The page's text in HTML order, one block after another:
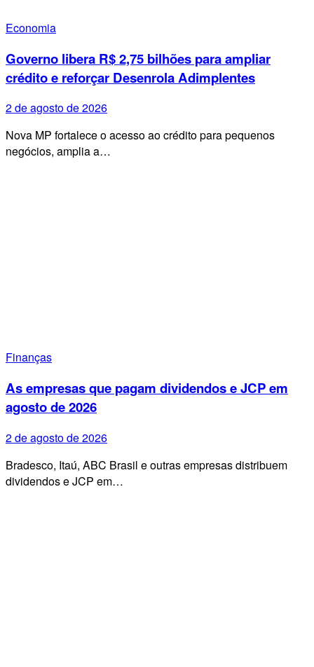
Economia
Governo libera R$ 2,75 bilhões para ampliar
crédito e reforçar Desenrola Adimplentes
2 de agosto de 2026
Nova MP fortalece o acesso ao crédito para pequenos
negócios, amplia a…
Finanças
As empresas que pagam dividendos e JCP em
agosto de 2026
2 de agosto de 2026
Bradesco, Itaú, ABC Brasil e outras empresas distribuem
dividendos e JCP em…